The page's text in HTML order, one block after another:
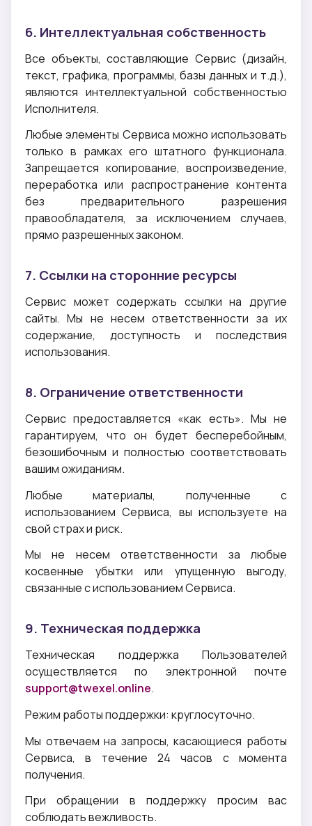
6. Интеллектуальная собственность
Все объекты, составляющие Сервис (дизайн,
текст, графика, программы, базы данных и т.д.),
являются интеллектуальной собственностью
Исполнителя.
Любые элементы Сервиса можно использовать
только в рамках его штатного функционала.
Запрещается копирование, воспроизведение,
переработка или распространение контента
без предварительного разрешения
правообладателя, за исключением случаев,
прямо разрешенных законом.
7. Ссылки на сторонние ресурсы
Сервис может содержать ссылки на другие
сайты. Мы не несем ответственности за их
содержание, доступность и последствия
использования.
8. Ограничение ответственности
Сервис предоставляется «как есть». Мы не
гарантируем, что он будет бесперебойным,
безошибочным и полностью соответствовать
вашим ожиданиям.
Любые материалы, полученные с
использованием Сервиса, вы используете на
свой страх и риск.
Мы не несем ответственности за любые
косвенные убытки или упущенную выгоду,
связанные с использованием Сервиса.
9. Техническая поддержка
Техническая поддержка Пользователей
осуществляется по электронной почте
support@twexel.online.
Режим работы поддержки: круглосуточно.
Мы отвечаем на запросы, касающиеся работы
Сервиса, в течение 24 часов с момента
получения.
При обращении в поддержку просим вас
соблюдать вежливость.